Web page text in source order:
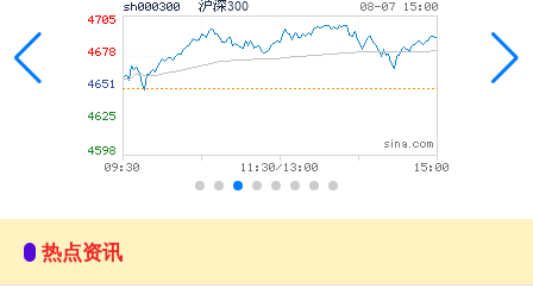
热点资讯